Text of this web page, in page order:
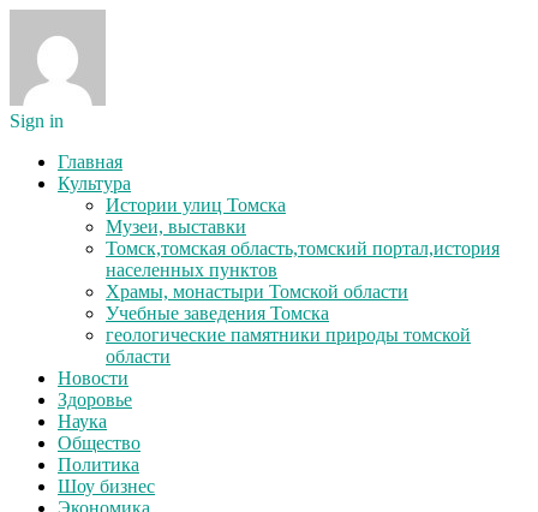
Sign in
Главная
Культура
Истории улиц Томска
Музеи, выставки
Томск,томская область,томский портал,история
населенных пунктов
Храмы, монастыри Томской области
Учебные заведения Томска
геологические памятники природы томской
области
Новости
Здоровье
Наука
Общество
Политика
Шоу бизнес
Экономика